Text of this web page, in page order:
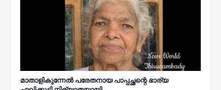
മാതാളികുന്നേൽ പരേതനായ പാപ്പച്ഛന്റെ ഭാര്യ